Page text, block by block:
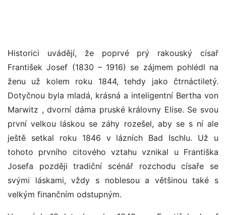
Historici uvádějí, že poprvé prý rakouský císař
František Josef (1830 – 1916) se zájmem pohlédl na
ženu už kolem roku 1844, tehdy jako čtrnáctiletý.
Dotyčnou byla mladá, krásná a inteligentní Bertha von
Marwitz , dvorní dáma pruské královny Elise. Se svou
první velkou láskou se záhy rozešel, aby se s ní ale
ještě setkal roku 1846 v lázních Bad Ischlu. Už u
tohoto prvního citového vztahu vznikal u Františka
Josefa později tradiční scénář rozchodu císaře se
svými láskami, vždy s noblesou a většinou také s
velkým finančním odstupným.